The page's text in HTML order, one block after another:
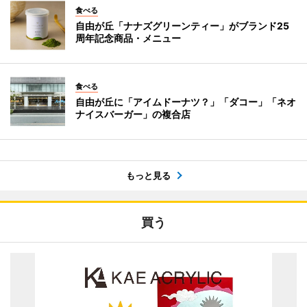
食べる
自由が丘「ナナズグリーンティー」がブランド25
周年記念商品・メニュー
食べる
自由が丘に「アイムドーナツ？」「ダコー」「ネオ
ナイスバーガー」の複合店
もっと見る
買う